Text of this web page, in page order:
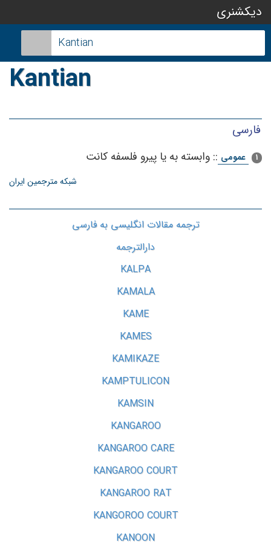
دیکشنری
Kantian
فارسی
1 عمومی :: وابسته‌ به‌ یا پیرو فلسفه‌ كانت‌
شبکه مترجمین ایران
ترجمه مقالات انگلیسی به فارسی
دارالترجمه
KALPA
KAMALA
KAME
KAMES
KAMIKAZE
KAMPTULICON
KAMSIN
KANGAROO
KANGAROO CARE
KANGAROO COURT
KANGAROO RAT
KANGOROO COURT
KANOON